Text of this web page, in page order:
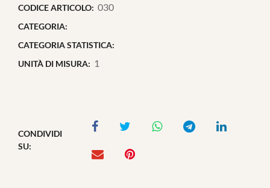
CODICE ARTICOLO: 030
CATEGORIA:
CATEGORIA STATISTICA:
UNITÀ DI MISURA: 1
CONDIVIDI
SU: